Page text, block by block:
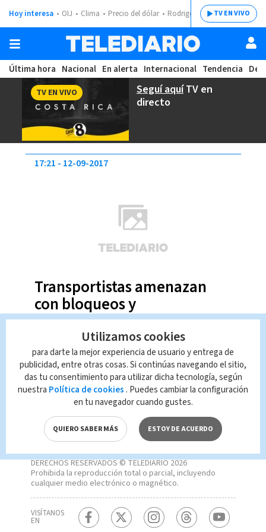
Hoy interesa OIJ Clima Precio del dólar Rodrigo ChavesTV EN VIVO
Última hora Nacional En alerta Internacional Tendencia
Seguí aquíTV en
directo
TV EN VIVO
Transportistas amenazan
con bloqueos y
"tortuguismo"
17:21 12-09-2017
DERECHOS RESERVADOS © TELEDIARIO 2026
Prohibida la reproducción total o parcial, incluyendo
cualquier medio electrónico o magnético.
VISÍTANOS
EN
Utilizamos cookies
para darte la mejor experiencia de usuario y entrega de
publicidad, entre otras cosas. Si continúas navegando el sitio,
das tu consentimiento para utilizar dicha tecnología, según
nuestra Política de cookies . Puedes cambiar la configuración
en tu navegador cuando gustes.
QUIERO SABER MÁS ESTOY DE ACUERDO